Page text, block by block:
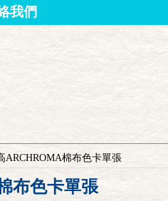
我們
ARCHROMA棉布色卡單張
布色卡單張